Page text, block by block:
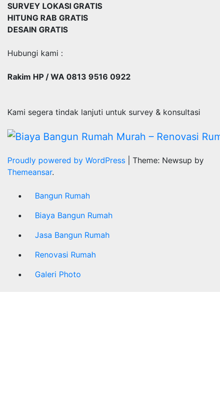
SURVEY LOKASI GRATIS
HITUNG RAB GRATIS
DESAIN GRATIS
Hubungi kami :
Rakim HP / WA 0813 9516 0922
Kami segera tindak lanjuti untuk survey & konsultasi
Proudly powered by WordPress
Theme: Newsup by
Themeansar.
Bangun Rumah
Biaya Bangun Rumah
Jasa Bangun Rumah
Renovasi Rumah
Galeri Photo